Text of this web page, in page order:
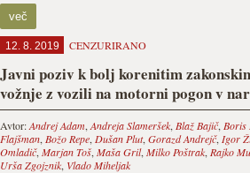
več
12. 8. 2019 CENZURIRANO
Javni poziv k bolj korenitim
vožnje z vozili na motorni pogon v
Avtor:Andrej Adam, Andreja Slameršek, Blaž Bajič, Boris
Flajšman, Božo Repe, Dušan Plut, Gorazd Andrejč, Igor
Omladič, Marjan Toš, Maša Gril, Milko Poštrak, Rajko
Urša Zgojznik, Vlado Miheljak